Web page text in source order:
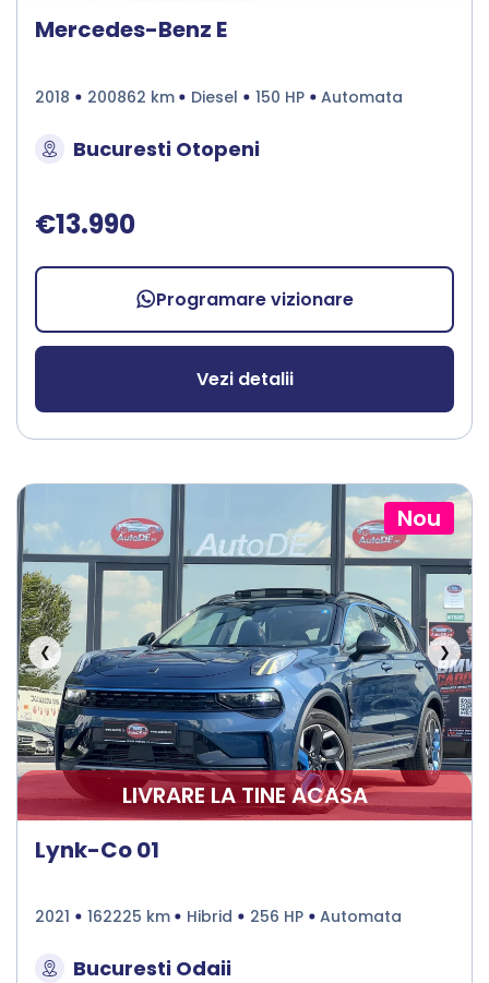
Mercedes-Benz E
2018 200862 km Diesel 150 HP Automata
Bucuresti Otopeni
€13.990
Programare vizionare
Vezi detalii
Nou
❮ ❯
LIVRARE LA TINE ACASA
Lynk-Co 01
2021 162225 km Hibrid 256 HP Automata
Bucuresti Odaii